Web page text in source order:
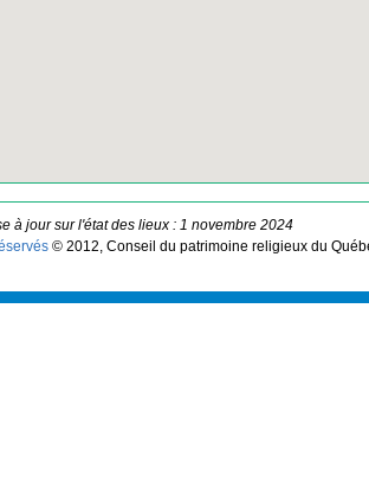
à jour sur l'état des lieux : 1 novembre 2024
© 2012, Conseil du patrimoine religieux du